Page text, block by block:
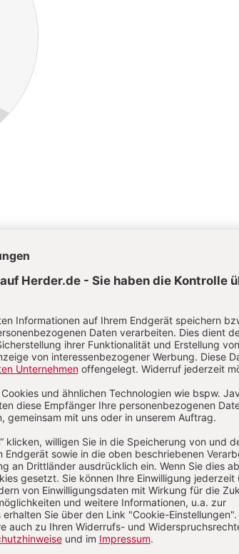
Buchka
Autoren Abkürzungen Über das Lexikon
kindergarten heute Fachmagazin,
Diakonia Römische Quartalschrift ANTIKE
kundenservice@herder.de Abo online